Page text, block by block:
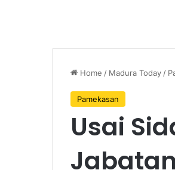
Home / Madura Today/
Pamekasan
Usai